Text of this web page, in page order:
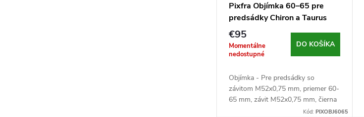
Pixfra Objímka 60–65 pre
predsádky Chiron a Taurus
€95
Momentálne
nedostupné
DO KOŠÍKA
Objímka - Pre predsádky so
závitom M52x0,75 mm, priemer 60-
65 mm, závit M52x0,75 mm, čierna
Kód:PIXOBJ6065